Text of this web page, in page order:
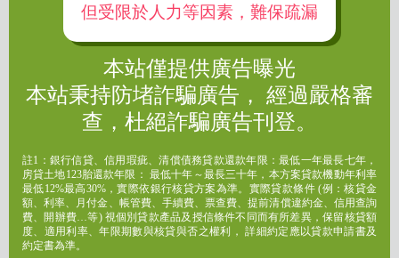
但受限於人力等因素，難保疏漏
本站僅提供廣告曝光
本站秉持防堵詐騙廣告， 經過嚴格審
查，杜絕詐騙廣告刊登。
註1：銀行信貸、信用瑕疵、清償債務貸款還款年限：最低一年最長七年，
房貸土地123胎還款年限： 最低十年～最長三十年，本方案貸款機動年利率
最低12%最高30%，實際依銀行核貸方案為準。實際貸款條件 (例：核貸金
額、利率、月付金、帳管費、手續費、票查費、提前清償違約金、信用查詢
費、開辦費…等) 視個別貸款產品及授信條件不同而有所差異，保留核貸額
度、適用利率、年限期數與核貸與否之權利， 詳細約定應以貸款申請書及
約定書為準。